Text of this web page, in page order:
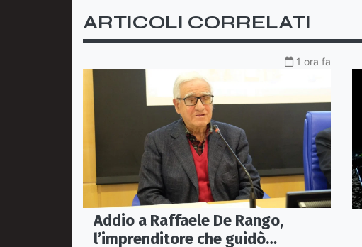
ARTICOLI CORRELATI
1 ora fa
Addio a Raffaele De Rango,
l’imprenditore che guidò